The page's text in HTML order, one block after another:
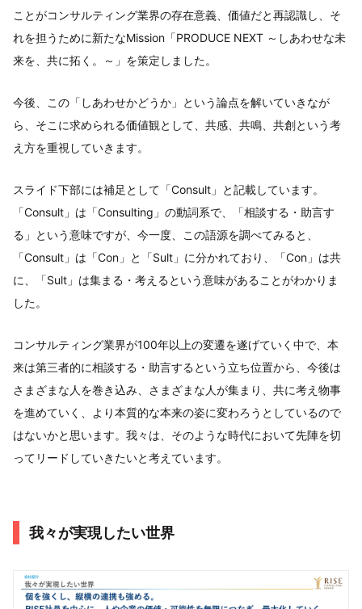
ことがコンサルティング業界の存在意義、価値だと再認識し、そ
れを担うために新たなMission「PRODUCE NEXT ～しあわせな未
来を、共に拓く。～」を策定しました。
今後、この「しあわせかどうか」という論点を解いていきなが
ら、そこに求められる価値観として、共感、共鳴、共創という考
え方を重視していきます。
スライド下部には補足として「Consult」と記載しています。
「Consult」は「Consulting」の動詞系で、「相談する・助言す
る」という意味ですが、今一度、この語源を調べてみると、
「Consult」は「Con」と「Sult」に分かれており、「Con」は共
に、「Sult」は集まる・考えるという意味があることがわかりま
した。
コンサルティング業界が100年以上の変遷を遂げていく中で、本
来は第三者的に相談する・助言するという立ち位置から、今後は
さまざまな人を巻き込み、さまざまな人が集まり、共に考え物事
を進めていく、より本質的な本来の姿に変わろうとしているので
はないかと思います。我々は、そのような時代において先陣を切
ってリードしていきたいと考えています。
我々が実現したい世界